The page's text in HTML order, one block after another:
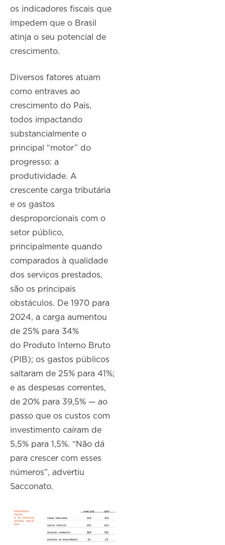
os indicadores fiscais que
impedem que o Brasil
atinja o seu potencial de
crescimento.
Diversos fatores atuam
como entraves ao
crescimento do País,
todos impactando
substancialmente o
principal “motor” do
progresso: a
produtividade. A
crescente carga tributária
e os gastos
desproporcionais com o
setor público,
principalmente quando
comparados à qualidade
dos serviços prestados,
são os principais
obstáculos. De 1970 para
2024, a carga aumentou
de 25% para 34%
do Produto Interno Bruto
(PIB); os gastos públicos
saltaram de 25% para 41%;
e as despesas correntes,
de 20% para 39,5% — ao
passo que os custos com
investimento caíram de
5,5% para 1,5%. “Não dá
para crescer com esses
números”, advertiu
Sacconato.